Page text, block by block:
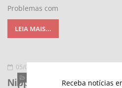
Receba notícias
Problemas com
LEIA MAIS...
05/08/2010 - 20:41
Nippon Steel vê